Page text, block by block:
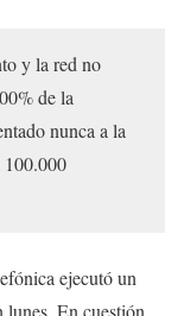
y la red no
de la
nunca a la
100.000
ejecutó un
lunes. En cuestión